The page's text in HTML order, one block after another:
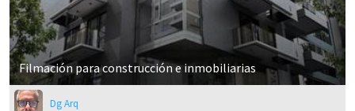
Filmación para construcción e inmobiliarias
Dg Arq